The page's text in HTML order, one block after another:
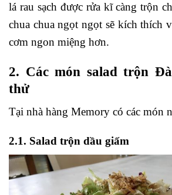
lá rau sạch được rửa kĩ càng trộn
chua chua ngọt ngọt sẽ kích thích
cơm ngon miệng hơn.
2. Các món salad trộn
thử
Tại nhà hàng Memory có các món
2.1. Salad trộn dầu giấm